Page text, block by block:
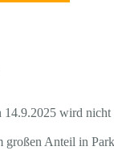
14.9.2025 wird nicht
großen Anteil in